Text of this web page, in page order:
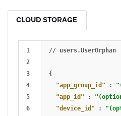
CLOUD STORAGE
1
2
3
4
5
6
// users.UserOrphan
{
"app_group_id"
:
"app_id"
:
"device_id"
: